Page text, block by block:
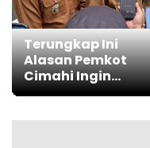
Terungkap Ini
Alasan Pemkot
Cimahi Ingin
Mengganti Nama
Menjadi RS Wijaya